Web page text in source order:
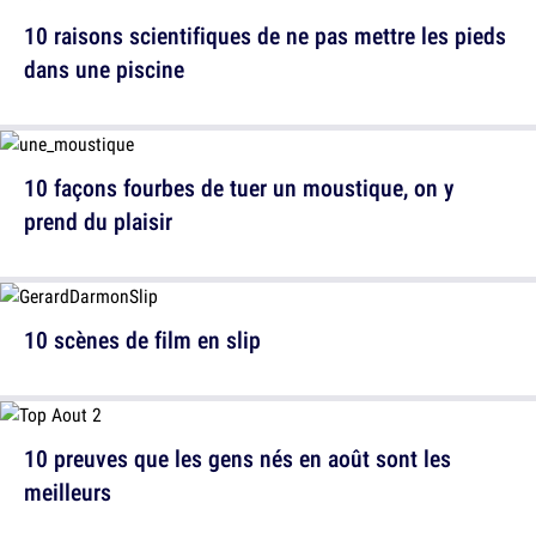
10 raisons scientifiques de ne pas mettre les pieds
dans une piscine
10 scènes de film en slip
10 façons fourbes de tuer un moustique, on y
prend du plaisir
10 preuves que les gens nés en août sont les
meilleurs